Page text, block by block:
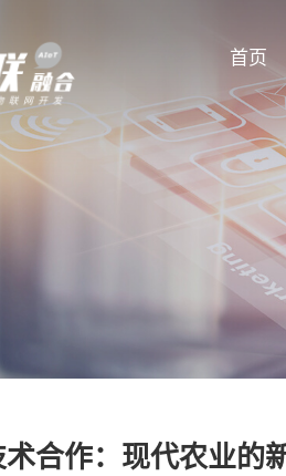
首页
合作：现代农业的